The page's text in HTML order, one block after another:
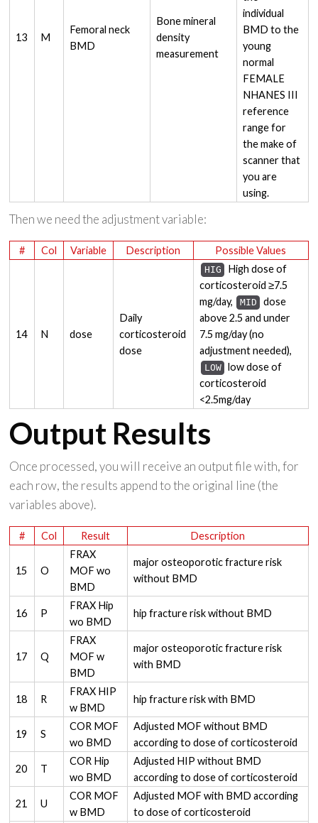
13 M
Femoral neck
BMD
Bone mineral
density
measurement
individual
BMD to the
young
normal
FEMALE
NHANES III
reference
range for
the make of
scanner that
you are
using.
Then we need the adjustment variable:
# Col Variable Description Possible Values
14 N dose
Daily
corticosteroid
dose
HIG
High dose of
corticosteroid ≥7.5
mg/day,
MID
dose
above 2.5 and under
7.5 mg/day (no
adjustment needed),
LOW
low dose of
corticosteroid
<2.5mg/day
Output Results
Once processed, you will receive an output file with, for
each row, the results append to the original line (the
variables above).
# Col Result Description
15 O
FRAX
MOF wo
BMD
major osteoporotic fracture risk
without BMD
16 P
FRAX Hip
wo BMD
hip fracture risk without BMD
17 Q
FRAX
MOF w
BMD
major osteoporotic fracture risk
with BMD
18 R
FRAX HIP
w BMD
hip fracture risk with BMD
19 S
COR MOF
wo BMD
Adjusted MOF without BMD
according to dose of corticosteroid
20 T
COR Hip
wo BMD
Adjusted HIP without BMD
according to dose of corticosteroid
21 U
COR MOF
w BMD
Adjusted MOF with BMD according
to dose of corticosteroid